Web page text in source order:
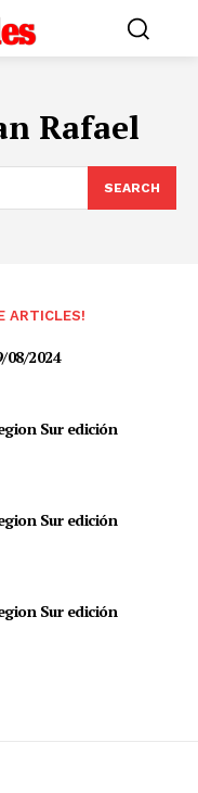
Rafael
SEARCH
ARTICLES!
08/2024
Sur edición
Sur edición
Sur edición